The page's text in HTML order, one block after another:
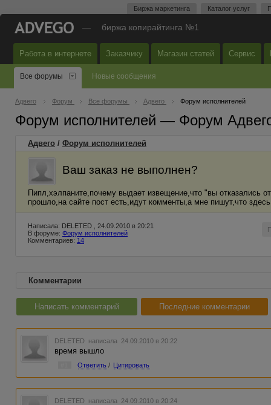
Биржа маркетинга Каталог услуг
— биржа копирайтинга №1
Работа в интернете Заказчику Магазин статей Сервис
Все форумы Новые сообщения
Адвего Форум Все форумы Адвего Форум исполнителей
Форум исполнителей — Форум
Адвего / Форум исполнителей
Ваш заказ не выполнен?
Пипл,хэлпаните,почему выдает извещение,что "вы отказались
прошло,на сайте пост есть,идут комменты,а мне пишут,что
Написала: DELETED , 24.09.2010 в 20:21
В форуме: Форум исполнителей
Комментариев: 14
Комментарии
Написать комментарий Последние комментарии
DELETED написала 24.09.2010 в 20:22
время вышло
Ответить / Цитировать
DELETED написала 24.09.2010 в 20:24